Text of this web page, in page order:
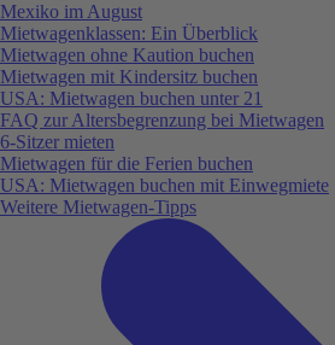
Mexiko im August
Mietwagenklassen: Ein Überblick
Mietwagen ohne Kaution buchen
Mietwagen mit Kindersitz buchen
USA: Mietwagen buchen unter 21
FAQ zur Altersbegrenzung bei Mietwagen
6-Sitzer mieten
Mietwagen für die Ferien buchen
USA: Mietwagen buchen mit Einwegmiete
Weitere Mietwagen-Tipps